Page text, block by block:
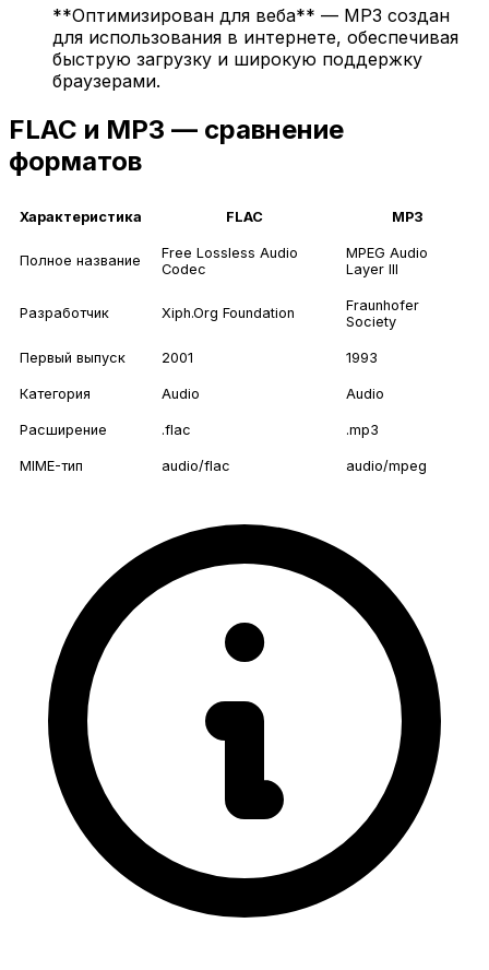
**Оптимизирован для веба** — MP3 создан
для использования в интернете, обеспечивая
быструю загрузку и широкую поддержку
браузерами.
FLAC и MP3 — сравнение
форматов
Характеристика FLAC MP3
Полное название
Free Lossless Audio
Codec
MPEG Audio
Layer III
Разработчик Xiph.Org Foundation
Fraunhofer
Society
Первый выпуск 2001 1993
Категория Audio Audio
Расширение .flac .mp3
MIME-тип audio/flac audio/mpeg